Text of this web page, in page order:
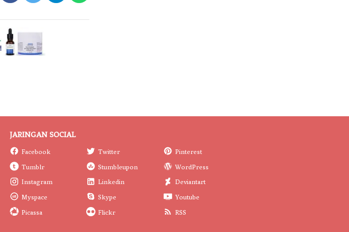
JARINGAN SOCIAL
Facebook Twitter
Pinterest
Tumblr
Stumbleupon
WordPress
Instagram
Linkedin
Deviantart
Myspace
Skype
Youtube
Picassa
Flickr RSS